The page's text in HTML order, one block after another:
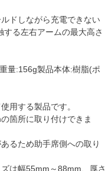
ドしながら充電できない
る左右アームの最大高さ
量:156g製品本体:樹脂(ポ
用する製品です。
箇所に取り付けできま
るため助手席側への取り
は幅55mm～88mm、厚さ